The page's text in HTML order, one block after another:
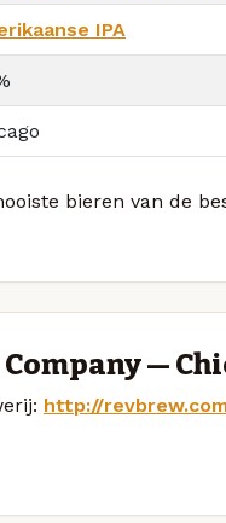
IPA
bieren van de
—
http://